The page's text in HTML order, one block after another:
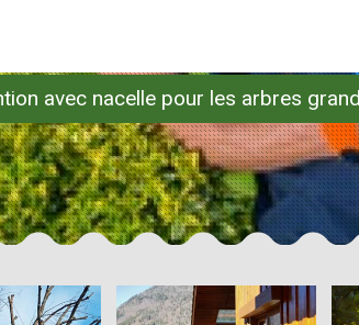
avec nacelle pour les arbres